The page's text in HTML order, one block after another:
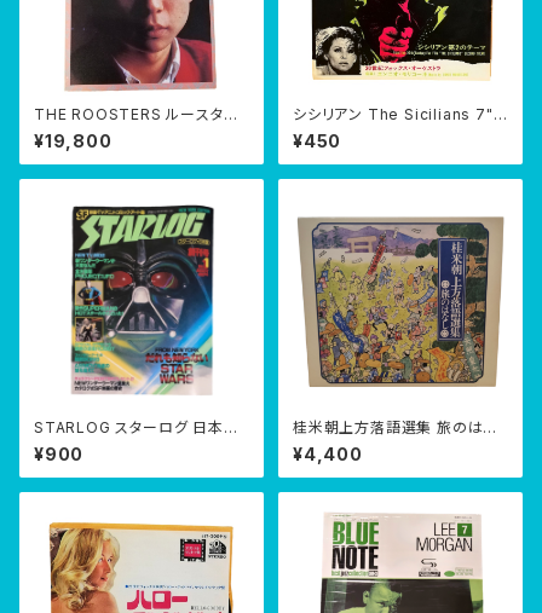
THE ROOSTERS ルースター
ズ バンドスコア a-GOGO
¥19,800
シシリアン The Sicilians 7" E
P
¥450
STARLOG スターログ 日本版
第1号【創刊号】 ポスターつき 19
78年8月
¥900
桂米朝上方落語選集 旅のはな
し CD 7枚組
¥4,400